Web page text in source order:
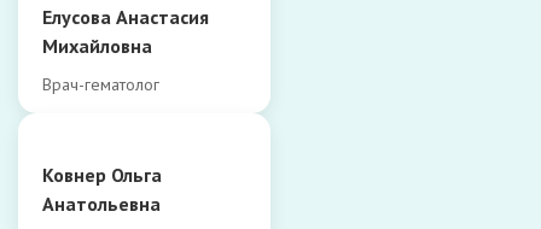
Елусова Анастасия
Михайловна
Врач-гематолог
Ковнер Ольга
Анатольевна